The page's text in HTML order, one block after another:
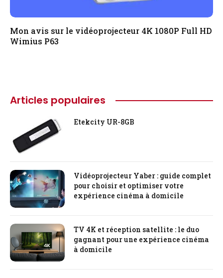
Mon avis sur le vidéoprojecteur 4K 1080P Full HD
Wimius P63
Articles populaires
Etekcity UR-8GB
Vidéoprojecteur Yaber : guide complet
pour choisir et optimiser votre
expérience cinéma à domicile
TV 4K et réception satellite : le duo
gagnant pour une expérience cinéma
à domicile